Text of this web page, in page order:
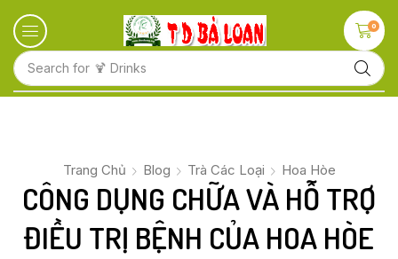
Search for 🍋 Fruits
0
Trang Chủ Blog Trà Các Loại Hoa Hòe
CÔNG DỤNG CHỮA VÀ HỖ TRỢ
ĐIỀU TRỊ BỆNH CỦA HOA HÒE